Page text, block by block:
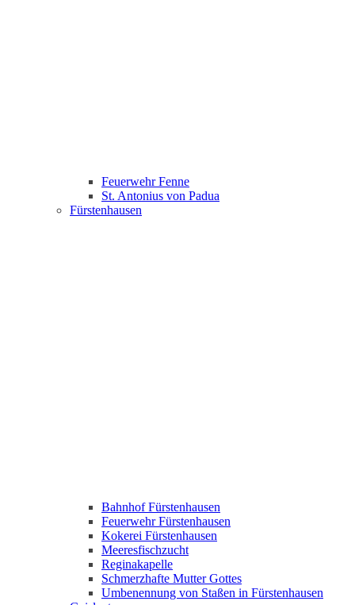
Feuerwehr Fenne
St. Antonius von Padua
Fürstenhausen
Bahnhof Fürstenhausen
Feuerwehr Fürstenhausen
Kokerei Fürstenhausen
Meeresfischzucht
Reginakapelle
Schmerzhafte Mutter Gottes
Umbenennung von Staßen in Fürstenhausen